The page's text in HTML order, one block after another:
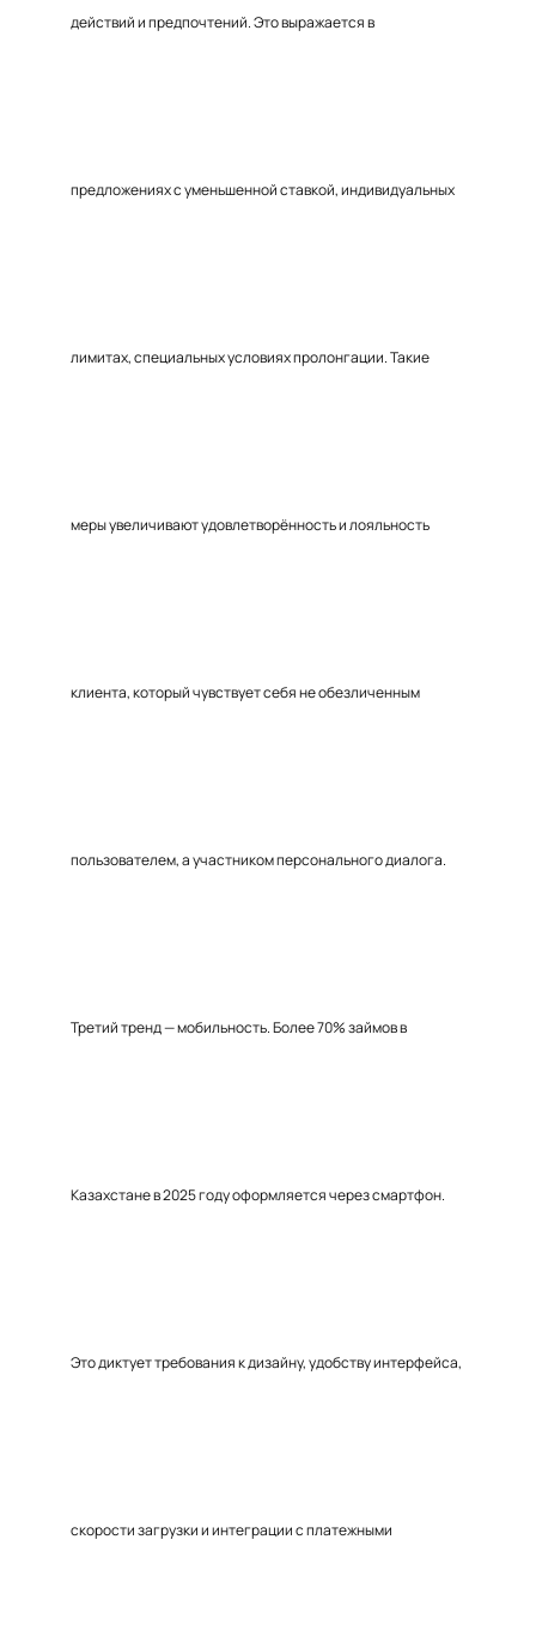
действий и предпочтений. Это выражается в
предложениях с уменьшенной ставкой, индивидуальных
лимитах, специальных условиях пролонгации. Такие
меры увеличивают удовлетворённость и лояльность
клиента, который чувствует себя не обезличенным
пользователем, а участником персонального диалога.
Третий тренд — мобильность. Более 70% займов в
Казахстане в 2025 году оформляется через смартфон.
Это диктует требования к дизайну, удобству интерфейса,
скорости загрузки и интеграции с платежными